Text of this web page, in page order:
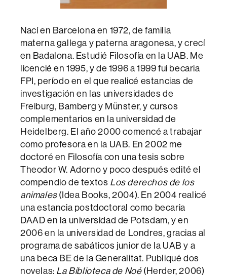
Nací en Barcelona en 1972, de familia
materna gallega y paterna aragonesa, y crecí
en Badalona. Estudié Filosofía en la UAB. Me
licencié en 1995, y de 1996 a 1999 fui becaria
FPI, período en el que realicé estancias de
investigación en las universidades de
Freiburg, Bamberg y Münster, y cursos
complementarios en la universidad de
Heidelberg. El año 2000 comencé a trabajar
como profesora en la UAB. En 2002 me
doctoré en Filosofía con una tesis sobre
Theodor W. Adorno y poco después edité el
compendio de textos Los derechos de los
animales(Idea Books, 2004). En 2004 realicé
una estancia postdoctoral como becaria
DAAD en la universidad de Potsdam, y en
2006 en la universidad de Londres, gracias al
programa de sabáticos junior de la UAB y a
una beca BE de la Generalitat. Publiqué dos
novelas: La Biblioteca de Noé(Herder, 2006)